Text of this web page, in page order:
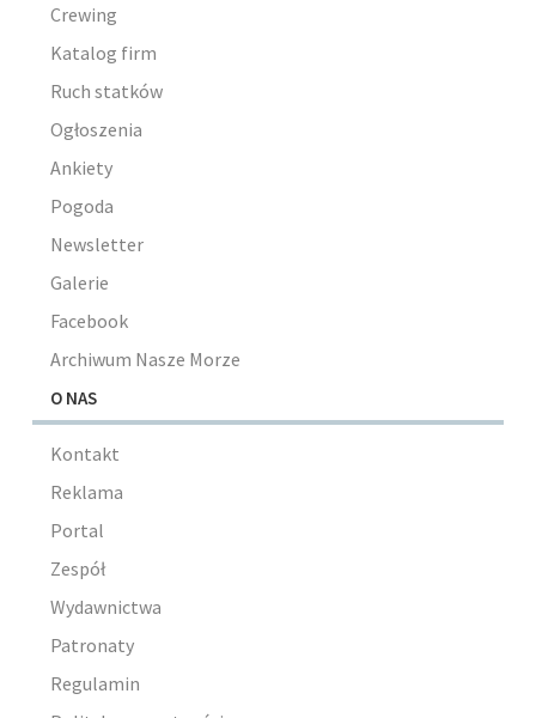
Crewing
Katalog firm
Ruch statków
Ogłoszenia
Ankiety
Pogoda
Newsletter
Galerie
Facebook
Archiwum Nasze Morze
O NAS
Kontakt
Reklama
Portal
Zespół
Wydawnictwa
Patronaty
Regulamin